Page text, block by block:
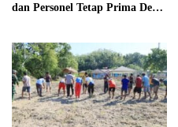
dan Personel Tetap Prima Demi